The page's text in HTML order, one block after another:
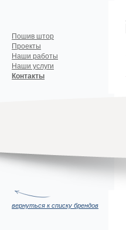
Пошив штор
Проекты
Наши работы
Наши услуги
Контакты
вернуться к списку брендов